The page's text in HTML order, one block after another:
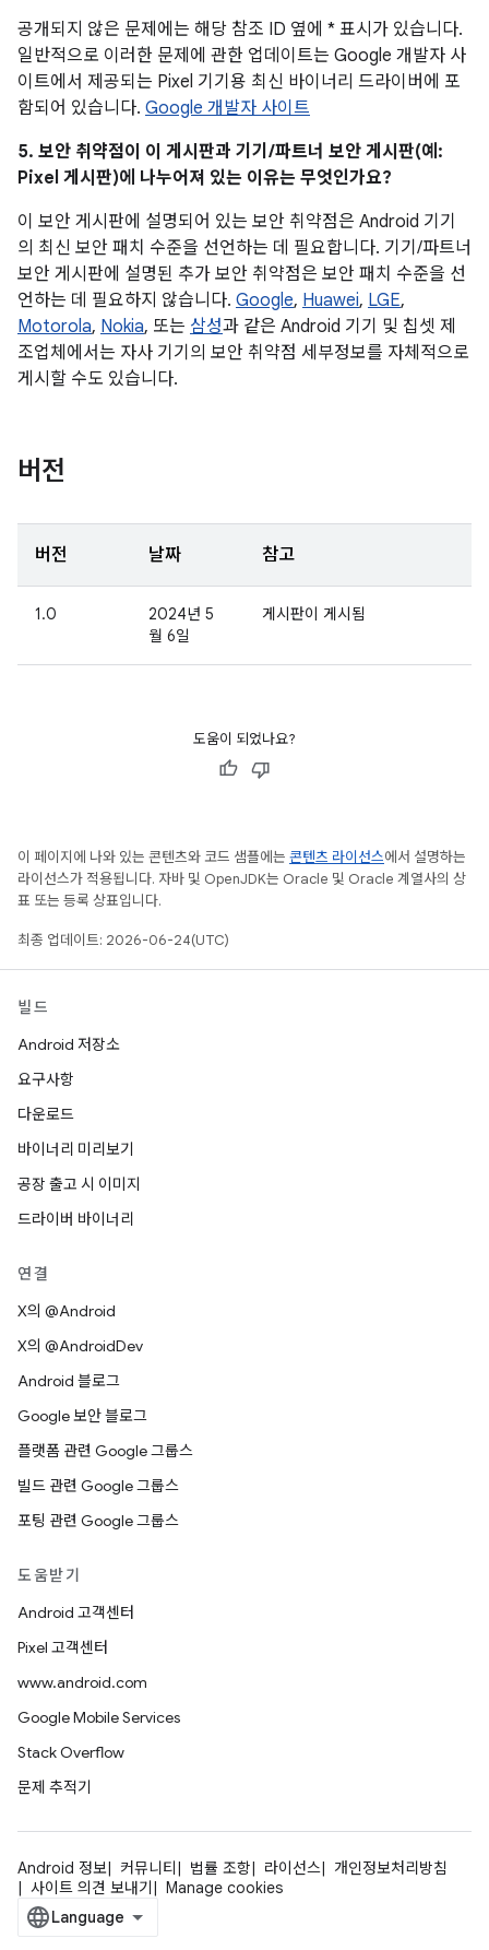
공개되지 않은 문제에는 해당 참조 ID 옆에 * 표시가 있습니다.
일반적으로 이러한 문제에 관한 업데이트는 Google 개발자 사
이트에서 제공되는 Pixel 기기용 최신 바이너리 드라이버에 포
함되어 있습니다. Google 개발자 사이트
5. 보안 취약점이 이 게시판과 기기/파트너 보안 게시판(예:
Pixel 게시판)에 나누어져 있는 이유는 무엇인가요?
이 보안 게시판에 설명되어 있는 보안 취약점은 Android 기기
의 최신 보안 패치 수준을 선언하는 데 필요합니다. 기기/파트너
보안 게시판에 설명된 추가 보안 취약점은 보안 패치 수준을 선
언하는 데 필요하지 않습니다. Google, Huawei, LGE,
Motorola, Nokia, 또는 삼성과 같은 Android 기기 및 칩셋 제
조업체에서는 자사 기기의 보안 취약점 세부정보를 자체적으로
게시할 수도 있습니다.
버전
버전 날짜 참고
1.0
2024년 5
월 6일
게시판이 게시됨
도움이 되었나요?
이 페이지에 나와 있는 콘텐츠와 코드 샘플에는 콘텐츠 라이선스에서 설명하는
라이선스가 적용됩니다. 자바 및 OpenJDK는 Oracle 및 Oracle 계열사의 상
표 또는 등록 상표입니다.
최종 업데이트: 2026-06-24(UTC)
빌드
Android 저장소
요구사항
다운로드
바이너리 미리보기
공장 출고 시 이미지
드라이버 바이너리
연결
X의 @Android
X의 @AndroidDev
Android 블로그
Google 보안 블로그
플랫폼 관련 Google 그룹스
빌드 관련 Google 그룹스
포팅 관련 Google 그룹스
도움받기
Android 고객센터
Pixel 고객센터
www.android.com
Google Mobile Services
Stack Overflow
문제 추적기
Android 정보 커뮤니티 법률 조항 라이선스
개인정보처리방침
사이트 의견 보내기
Manage cookies